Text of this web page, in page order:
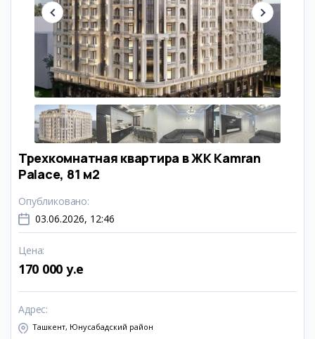
Трехкомнатная квартира в ЖК Kamran
Palace, 81 м2
Опубликовано:
03.06.2026, 12:46
Цена:
170 000 y.e
Адрес:
Ташкент, Юнусабадский район